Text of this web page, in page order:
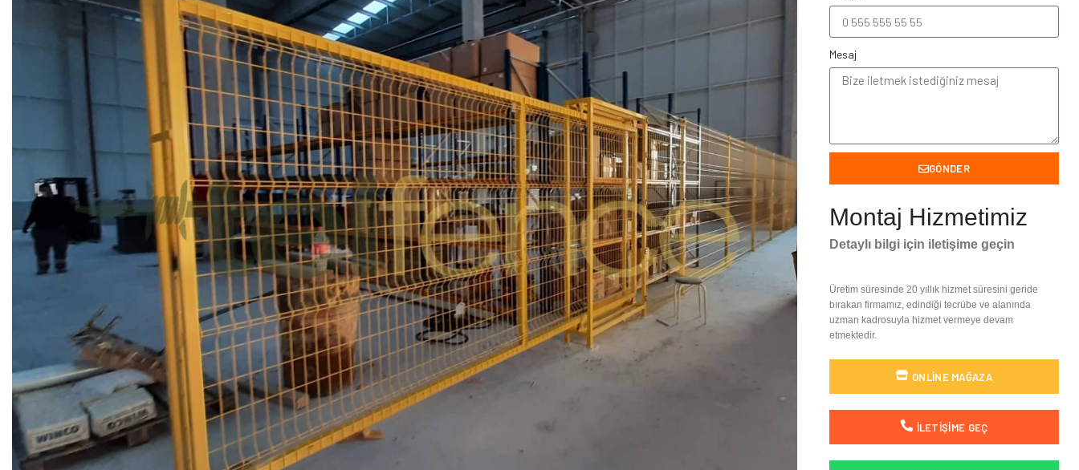
Mesaj
GÖNDER
Montaj Hizmetimiz
Detaylı bilgi için iletişime geçin
Üretim süresinde 20 yıllık hizmet süresini geride
bırakan firmamız, edindiği tecrübe ve alanında
uzman kadrosuyla hizmet vermeye devam
etmektedir.
ONLINE MAĞAZA
İLETIŞIME GEÇ